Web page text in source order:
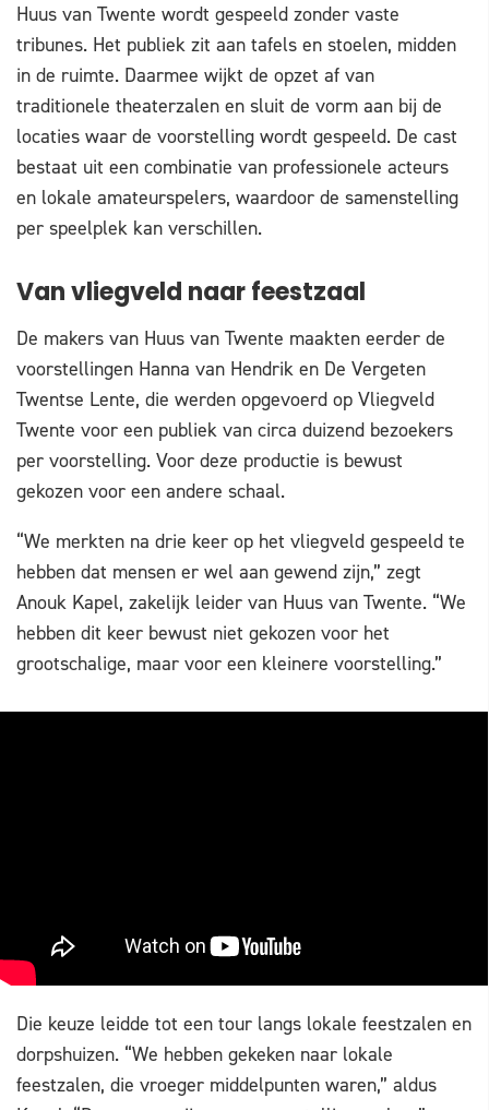
Huus van Twente wordt gespeeld zonder vaste
tribunes. Het publiek zit aan tafels en stoelen, midden
in de ruimte. Daarmee wijkt de opzet af van
traditionele theaterzalen en sluit de vorm aan bij de
locaties waar de voorstelling wordt gespeeld. De cast
bestaat uit een combinatie van professionele acteurs
en lokale amateurspelers, waardoor de samenstelling
per speelplek kan verschillen.
Van vliegveld naar feestzaal
De makers van Huus van Twente maakten eerder de
voorstellingen Hanna van Hendrik en De Vergeten
Twentse Lente, die werden opgevoerd op Vliegveld
Twente voor een publiek van circa duizend bezoekers
per voorstelling. Voor deze productie is bewust
gekozen voor een andere schaal.
“We merkten na drie keer op het vliegveld gespeeld te
hebben dat mensen er wel aan gewend zijn,” zegt
Anouk Kapel, zakelijk leider van Huus van Twente. “We
hebben dit keer bewust niet gekozen voor het
grootschalige, maar voor een kleinere voorstelling.”
Die keuze leidde tot een tour langs lokale feestzalen en
dorpshuizen. “We hebben gekeken naar lokale
feestzalen, die vroeger middelpunten waren,” aldus